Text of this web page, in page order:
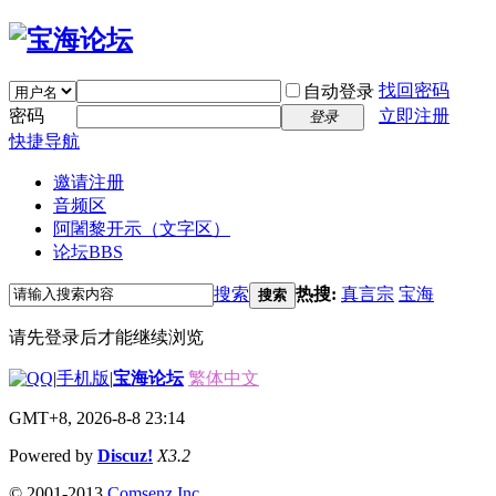
自动登录 找回密码
密码
登录
立即注册
快捷导航
邀请注册
音频区
阿闍黎开示（文字区）
论坛BBS
搜索 搜索 热搜: 真言宗 宝海
请先登录后才能继续浏览
|手机版|宝海论坛 繁体中文
GMT+8, 2026-8-8 23:14
Powered by Discuz! X3.2